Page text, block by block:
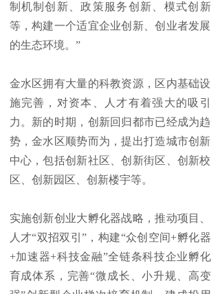
制机制创新、政策服务创新、模式创新
等，构建一个适宜企业创新、创业者发展
的生态环境。”
金水区拥有大量的科教资源，区内基础设
施完善，对资本、人才有着强大的吸引
力。新的时期，创新回归都市已经成为趋
势，金水区顺势而为，提出打造城市创新
中心，包括创新社区、创新街区、创新校
区、创新园区、创新楼宇等。
实施创新创业大孵化器战略，推动项目、
人才“双招双引”，构建“众创空间+孵化器
+加速器+科技金融”全链条科技企业孵化
育成体系，完善“微成长、小升规、高变